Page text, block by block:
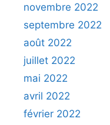
novembre 2022
septembre 2022
août 2022
juillet 2022
mai 2022
avril 2022
février 2022